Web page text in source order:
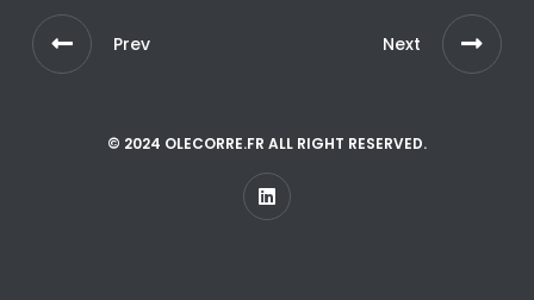
Prev Next
© 2024 OLECORRE.FR ALL RIGHT RESERVED.